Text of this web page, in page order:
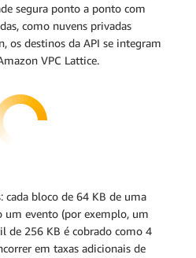
segura ponto a ponto com
como nuvens privadas
os destinos da API se integram
VPC Lattice.
cada bloco de 64 KB de uma
um evento (por exemplo, um
de 256 KB é cobrado como 4
em taxas adicionais de